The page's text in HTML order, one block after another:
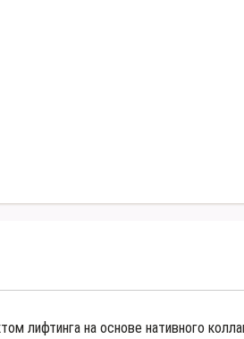
лифтинга на основе нативного